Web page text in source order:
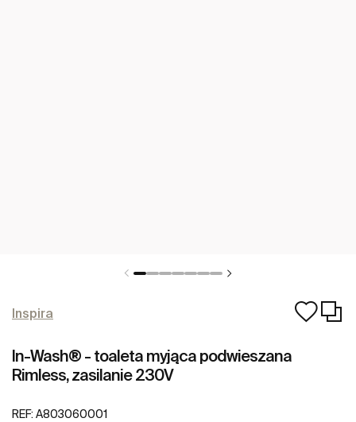
Inspira
In-Wash® - toaleta myjąca podwieszana
Rimless, zasilanie 230V
REF: A803060001